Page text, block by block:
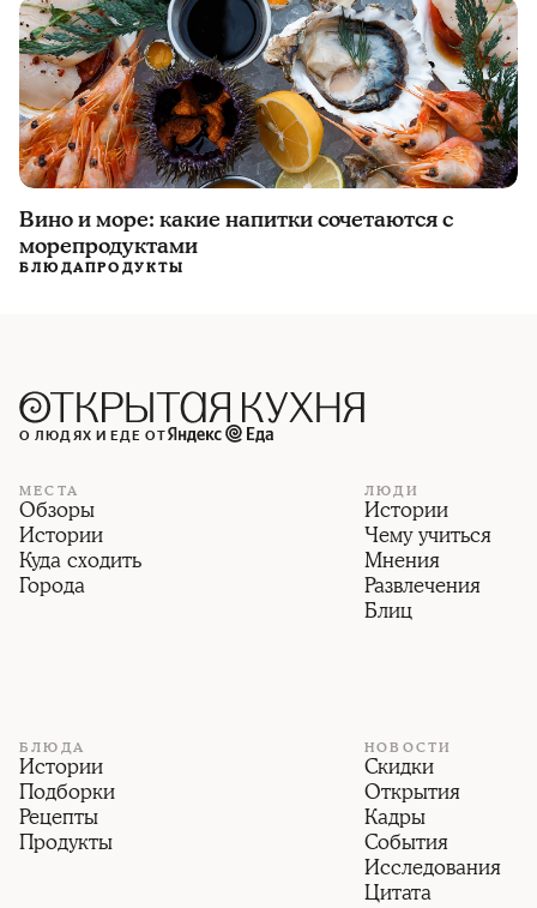
Вино и море: какие напитки сочетаются с
морепродуктами
БЛЮДАПРОДУКТЫ
О ЛЮДЯХ И ЕДЕ ОТ
МЕСТА
Обзоры
Истории
Куда сходить
Города
ЛЮДИ
Истории
Чему учиться
Мнения
Развлечения
Блиц
БЛЮДА
Истории
Подборки
Рецепты
Продукты
НОВОСТИ
Скидки
Открытия
Кадры
События
Исследования
Цитата